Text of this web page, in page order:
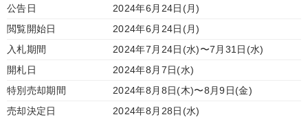
公告日
2024年6月24日(月)
閲覧開始日
2024年6月24日(月)
入札期間
2024年7月24日(水)〜7月31日(水)
開札日
2024年8月7日(水)
特別売却期間
2024年8月8日(木)〜8月9日(金)
売却決定日
2024年8月28日(水)